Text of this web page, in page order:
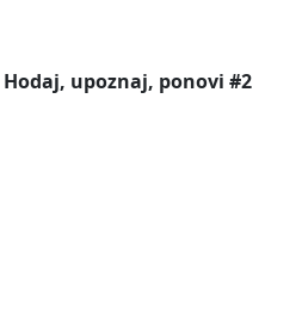
Hodaj, upoznaj, ponovi #2